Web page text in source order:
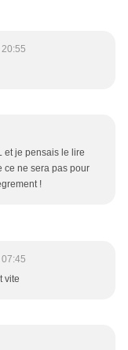
et je pensais le lire
ce ne sera pas pour
!
vite